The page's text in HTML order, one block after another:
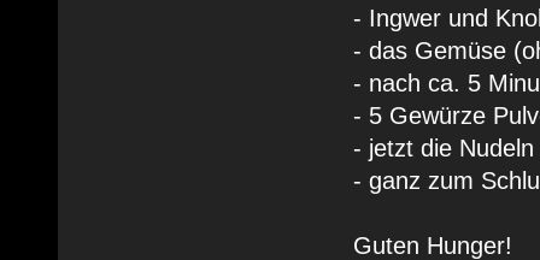
- Ingwer und
- das Gemüse
- nach ca. 5
- 5 Gewürze
- jetzt die
- ganz zum
Guten Hunger!